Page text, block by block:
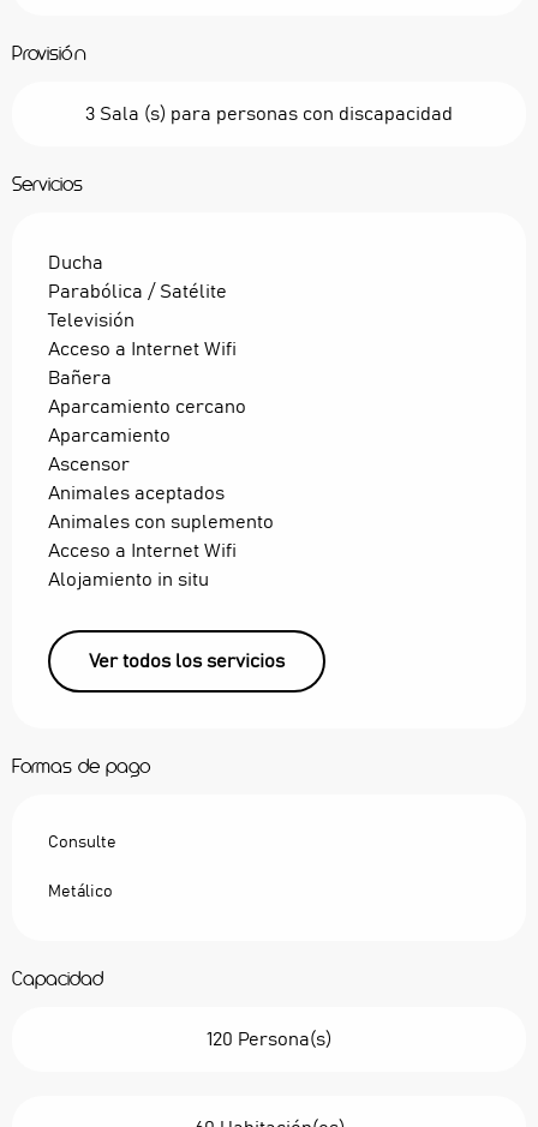
Provisión
3 Sala (s) para personas con discapacidad
Servicios
Ducha
Parabólica / Satélite
Televisión
Acceso a Internet Wifi
Bañera
Aparcamiento cercano
Aparcamiento
Ascensor
Animales aceptados
Animales con suplemento
Acceso a Internet Wifi
Alojamiento in situ
Ver todos los servicios
Formas de pago
Consulte
Metálico
Capacidad
120 Persona(s)